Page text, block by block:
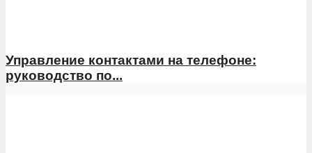
Управление контактами на телефоне:
руководство по...